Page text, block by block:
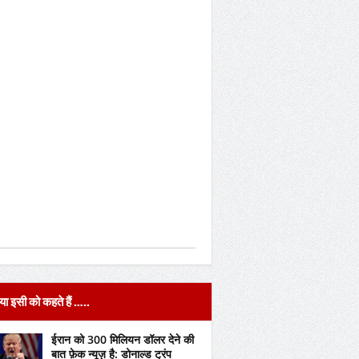
इसी को कहते हैं …..
ईरान को 300 मिलियन डॉलर देने की
बात फ़ेक न्यूज़ है: डोनाल्ड ट्रंप